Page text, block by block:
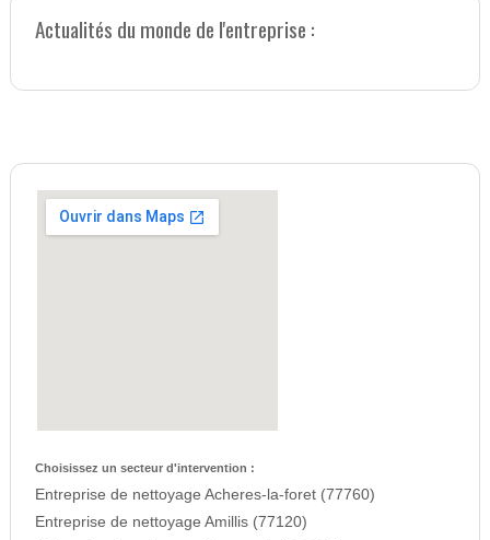
Actualités du monde de l'entreprise :
Choisissez un secteur d'intervention :
Entreprise de nettoyage Acheres-la-foret (77760)
Entreprise de nettoyage Amillis (77120)